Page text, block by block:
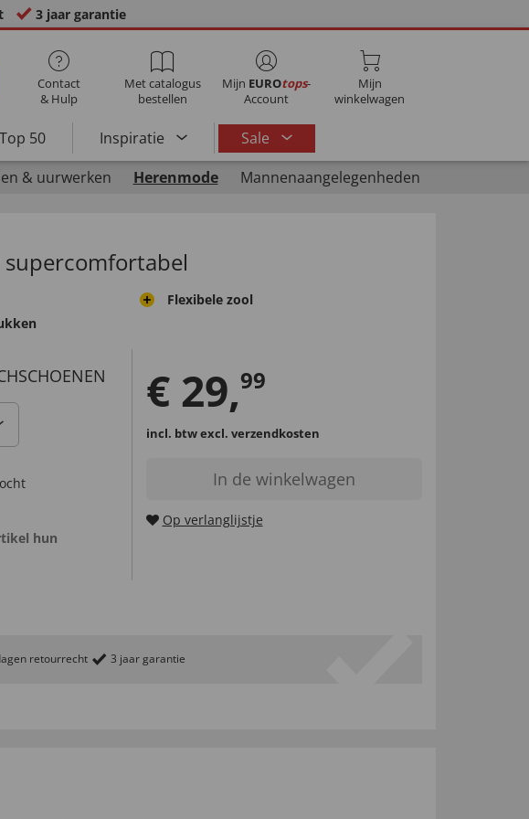
3 jaar garantie
Contact
& Hulp
Met catalogus
bestellen
Mijn EUROtops-
Account
Mijn
winkelwagen
Top 50 Inspiratie
Sale
& uurwerken Herenmode Mannenaangelegenheden
Flexibele zool
hun
€ 29,99
incl. btwexcl. verzendkosten
In de winkelwagen
Op verlanglijstje
retourrecht 3 jaar garantie